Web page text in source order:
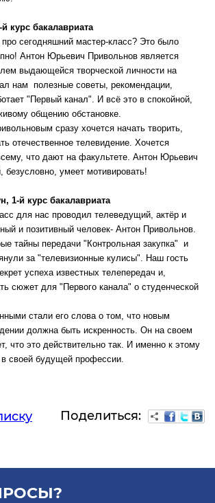
курс бакалавриата
сегодняшний мастер-класс? Это было
Антон Юрьевич Привольнов является
выдающейся творческой личности на
нам полезные советы, рекомендации,
"Первый канал". И всё это в спокойной,
общению обстановке.
сразу хочется начать творить,
отечественное телевидение. Хочется
что дают на факультете. Антон Юрьевич
безусловно, умеет мотивировать!
1-й курс бакалавриата
для нас проводил телеведущий, актёр и
и позитивный человек- Антон Привольнов.
тайны передачи "Контрольная закупка" и
за "телевизионные кулисы". Наш гость
успеха известных телепередач и,
сюжет для "Первого канала" о студенческой
стали его слова о том, что новым
должна быть искренность. Он на своем
что это действительно так. И именно к этому
своей будущей профессии.
Поделиться: